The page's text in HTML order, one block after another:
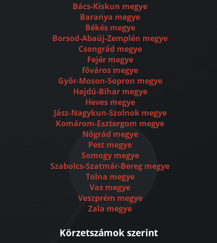
Bács-Kiskun megye
Baranya megye
Békés megye
Borsod-Abaúj-Zemplén megye
Csongrád megye
Fejér megye
fõváros megye
Gyõr-Moson-Sopron megye
Hajdú-Bihar megye
Heves megye
Jász-Nagykun-Szolnok megye
Komárom-Esztergom megye
Nógrád megye
Pest megye
Somogy megye
Szabolcs-Szatmár-Bereg megye
Tolna megye
Vas megye
Veszprém megye
Zala megye
Körzetszámok szerint